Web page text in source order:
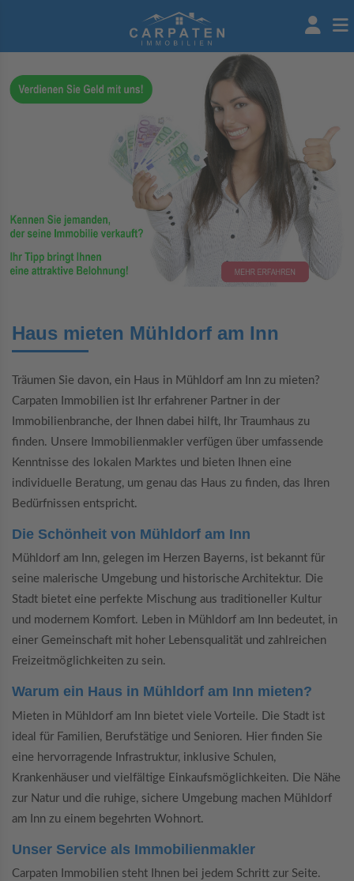
Haus mieten Mühldorf am Inn
Träumen Sie davon, ein Haus in Mühldorf am Inn zu mieten?
Carpaten Immobilien ist Ihr erfahrener Partner in der
Immobilienbranche, der Ihnen dabei hilft, Ihr Traumhaus zu
finden. Unsere Immobilienmakler verfügen über umfassende
Kenntnisse des lokalen Marktes und bieten Ihnen eine
individuelle Beratung, um genau das Haus zu finden, das Ihren
Bedürfnissen entspricht.
Die Schönheit von Mühldorf am Inn
Mühldorf am Inn, gelegen im Herzen Bayerns, ist bekannt für
seine malerische Umgebung und historische Architektur. Die
Stadt bietet eine perfekte Mischung aus traditioneller Kultur
und modernem Komfort. Leben in Mühldorf am Inn bedeutet, in
einer Gemeinschaft mit hoher Lebensqualität und zahlreichen
Freizeitmöglichkeiten zu sein.
Warum ein Haus in Mühldorf am Inn mieten?
Mieten in Mühldorf am Inn bietet viele Vorteile. Die Stadt ist
ideal für Familien, Berufstätige und Senioren. Hier finden Sie
eine hervorragende Infrastruktur, inklusive Schulen,
Krankenhäuser und vielfältige Einkaufsmöglichkeiten. Die Nähe
zur Natur und die ruhige, sichere Umgebung machen Mühldorf
am Inn zu einem begehrten Wohnort.
Unser Service als Immobilienmakler
Carpaten Immobilien steht Ihnen bei jedem Schritt zur Seite.